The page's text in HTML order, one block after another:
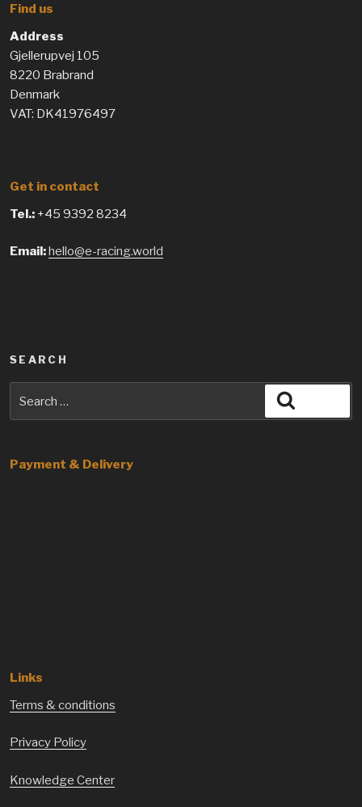
Find us
Address
Gjellerupvej 105
8220 Brabrand
Denmark
VAT: DK41976497
Get in contact
Tel.: +45 9392 8234
Email:hello@e-racing.world
SEARCH
for:
Payment & Delivery
Links
Terms & conditions
Privacy Policy
Knowledge Center